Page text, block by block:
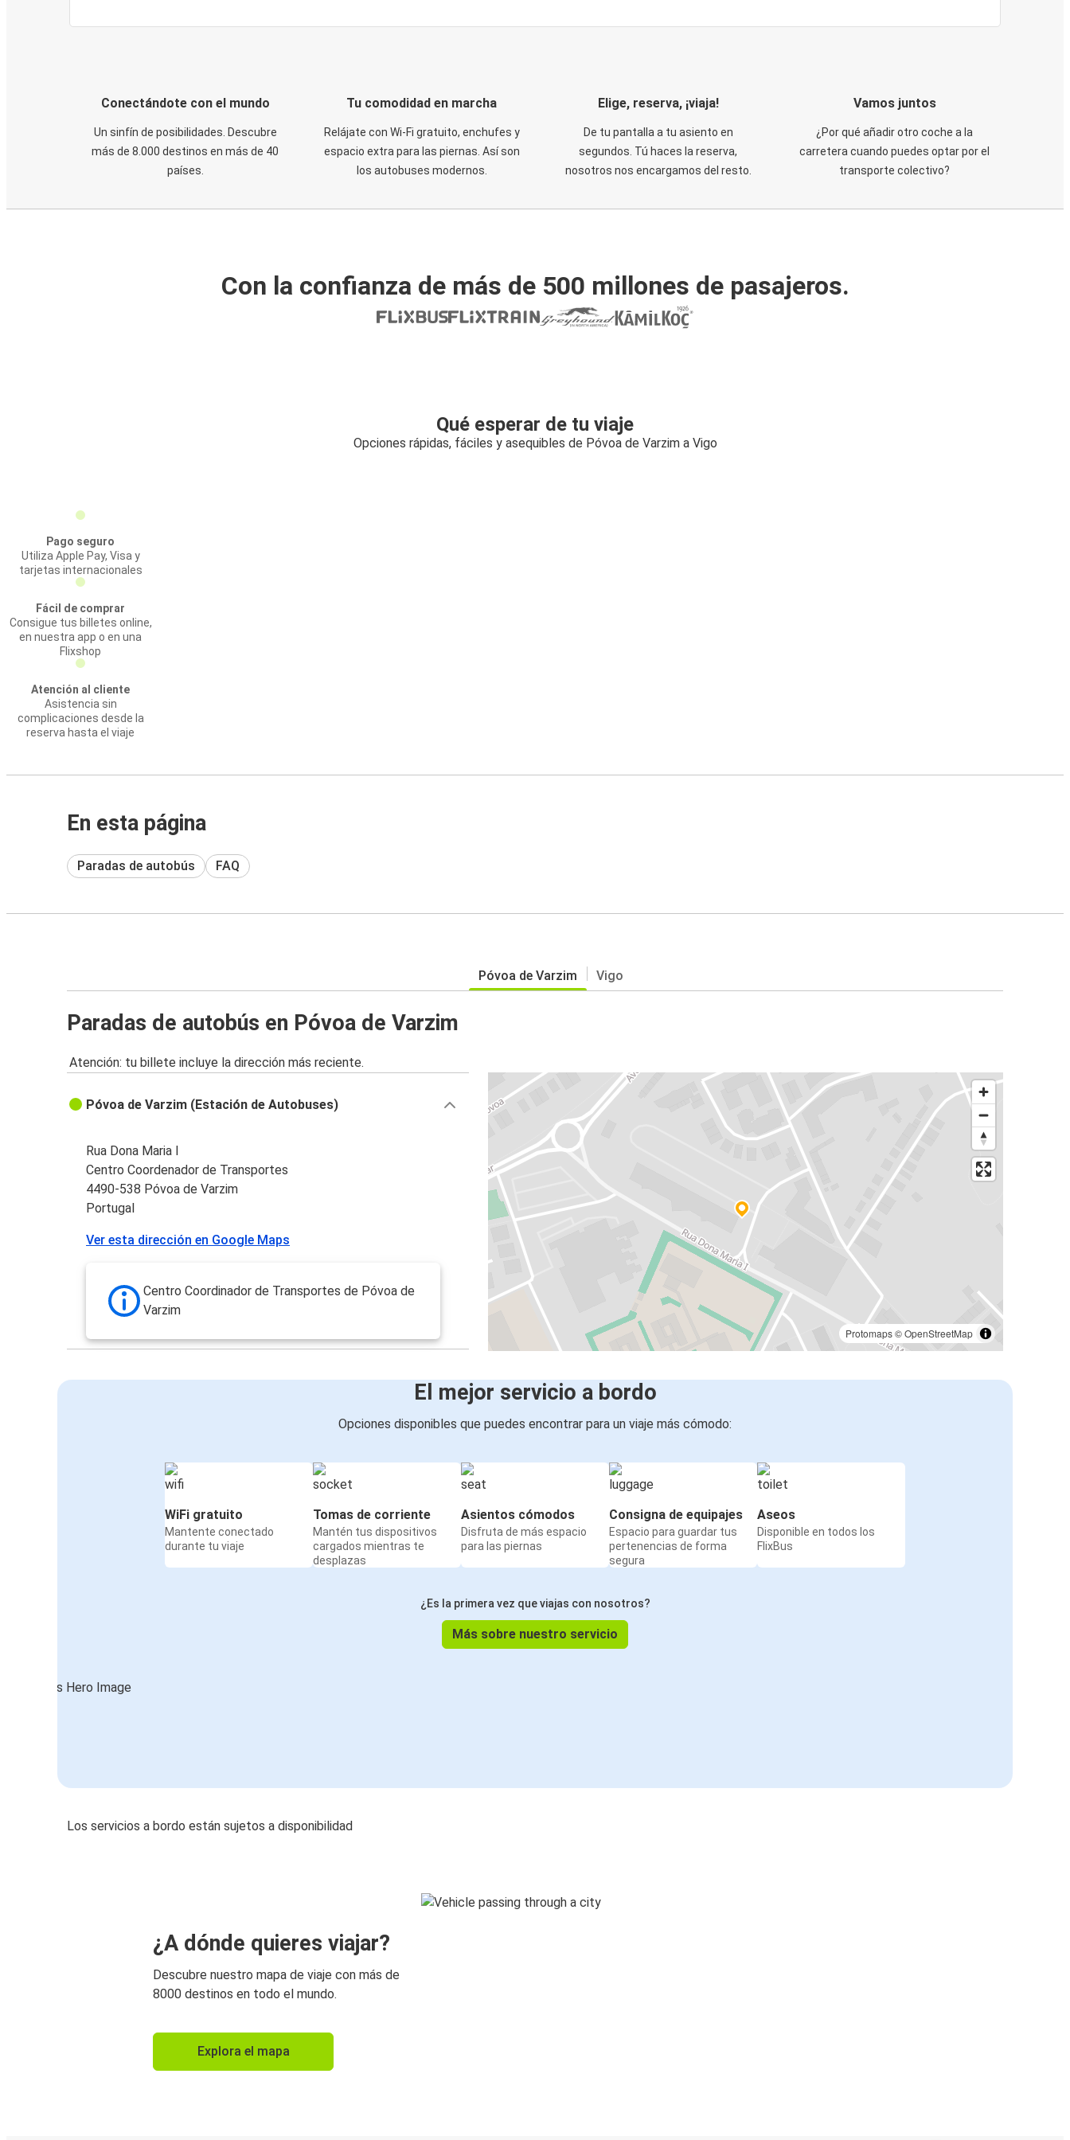
Conectándote con el mundo
Un sinfín de posibilidades. Descubre
más de 8.000 destinos en más de 40
países.
Tu comodidad en marcha
Relájate con Wi-Fi gratuito, enchufes y
espacio extra para las piernas. Así son
los autobuses modernos.
Elige, reserva, ¡viaja!
De tu pantalla a tu asiento en
segundos. Tú haces la reserva,
nosotros nos encargamos del resto.
Vamos juntos
¿Por qué añadir otro coche a la
carretera cuando puedes optar por el
transporte colectivo?
Con la confianza de más de 500 millones de pasajeros.
Qué esperar de tu viaje
Opciones rápidas, fáciles y asequibles de Póvoa de Varzim a Vigo
Pago seguro
Utiliza Apple Pay, Visa y
tarjetas internacionales
Fácil de comprar
Consigue tus billetes online,
en nuestra app o en una
Flixshop
Atención al cliente
Asistencia sin
complicaciones desde la
reserva hasta el viaje
En esta página
Paradas de autobús FAQ
Póvoa de Varzim Vigo
Paradas de autobús en Póvoa de Varzim
Atención: tu billete incluye la dirección más reciente.
Protomaps©OpenStreetMap
Póvoa de Varzim (Estación de Autobuses)
Rua Dona Maria I
Centro Coordenador de Transportes
4490-538 Póvoa de Varzim
Portugal
Ver esta dirección en Google Maps
Centro Coordinador de Transportes de Póvoa de
Varzim
El mejor servicio a bordo
Opciones disponibles que puedes encontrar para un viaje más cómodo:
WiFi gratuito
Mantente conectado
durante tu viaje
Tomas de corriente
Mantén tus dispositivos
cargados mientras te
desplazas
Asientos cómodos
Disfruta de más espacio
para las piernas
Consigna de equipajes
Espacio para guardar tus
pertenencias de forma
segura
Aseos
Disponible en todos los
FlixBus
¿Es la primera vez que viajas con nosotros?
Más sobre nuestro servicio
Los servicios a bordo están sujetos a disponibilidad
¿A dónde quieres viajar?
Descubre nuestro mapa de viaje con más de
8000 destinos en todo el mundo.
Explora el mapa